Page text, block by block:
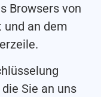
Browsers von
und an dem
Sie an uns